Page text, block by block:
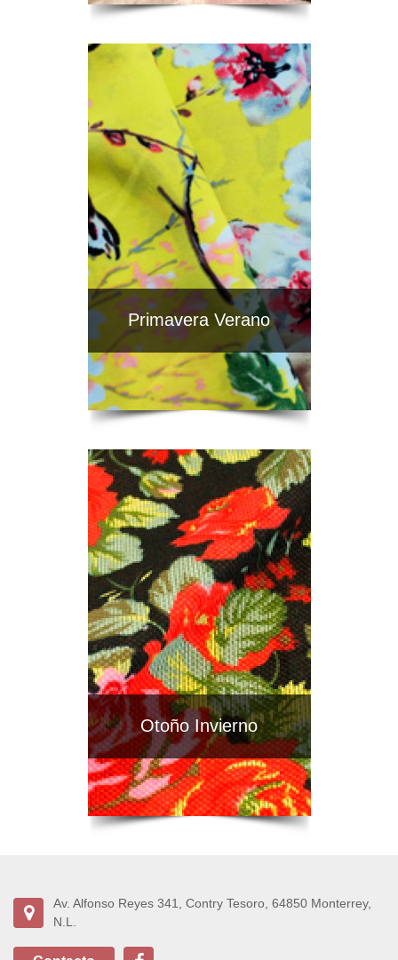
Primavera Verano
Otoño Invierno
Av. Alfonso Reyes 341, Contry Tesoro, 64850 Monterrey,
N.L.